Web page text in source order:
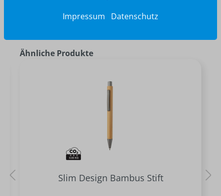
Ähnliche Produkte
Slim Design Bambus Stift
Impressum Datenschutz